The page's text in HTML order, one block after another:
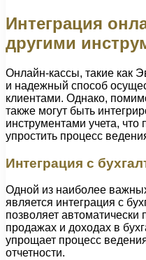
Интеграция
другими
Онлайн-кассы, такие как
и надежный способ
клиентами. Однако,
также могут быть
инструментами учета, что
упростить процесс
Интеграция с
Одной из наиболее
является интеграция с
позволяет
продажах и доходах в
упрощает процесс
отчетности.